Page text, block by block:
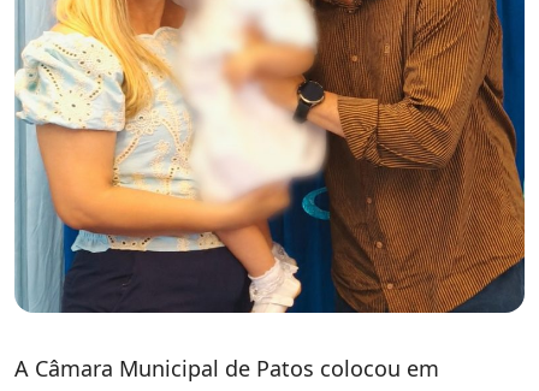
A Câmara Municipal de Patos colocou em